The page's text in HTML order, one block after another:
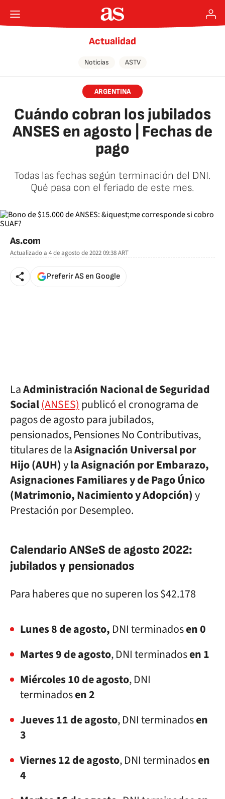
Actualidad
Noticias ASTV
ARGENTINA
Cuándo cobran los jubilados
ANSES en agosto | Fechas de
pago
Todas las fechas según terminación del DNI.
Qué pasa con el feriado de este mes.
As.com
Actualizado a 4 de agosto de 2022 09:38ART
Preferir AS en Google
LaAdministración Nacional de Seguridad
Social(ANSES) publicó el cronograma de
pagos de agosto para jubilados,
pensionados, Pensiones No Contributivas,
titulares de laAsignación Universal por
Hijo (AUH)yla Asignación por Embarazo,
Asignaciones Familiares y de Pago Único
(Matrimonio, Nacimiento y Adopción)y
Prestación por Desempleo.
Calendario ANSeS de agosto 2022:
jubilados y pensionados
Para haberes que no superen los $42.178
Lunes 8 de agosto, DNI terminadosen 0
Martes 9 de agosto, DNI terminadosen 1
Miércoles 10 de agosto, DNI
terminadosen 2
Jueves 11 de agosto, DNI terminadosen
3
Viernes 12 de agosto, DNI terminadosen
4